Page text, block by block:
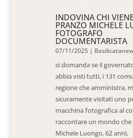
INDOVINA CHI
PRANZO MICHELE
FOTOGRAFO
DOCUMENTARISTA
07/11/2025 |
si domanda se il
abbia visti tutti, i 131
regione che amministra,
sicuramente visitati uno
macchina fotografica al
raccontare un mondo
Michele Luongo, 62 anni,